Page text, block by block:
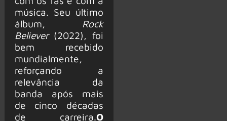
música. Seu último
álbum, Rock
Believer(2022), foi
bem recebido
mundialmente,
reforçando a
relevância da
banda após mais
de cinco décadas
de carreira.O